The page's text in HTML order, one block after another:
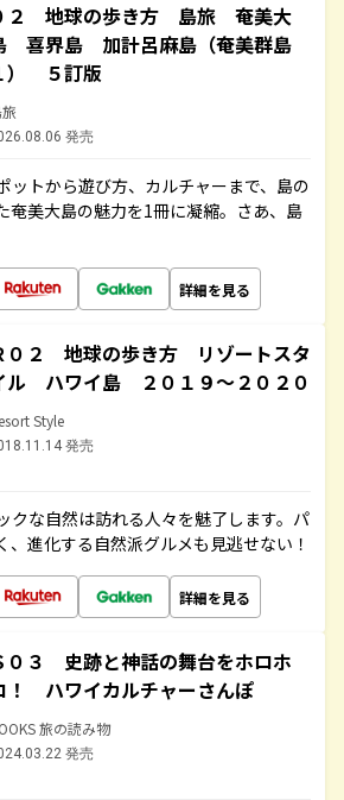
２ 地球の歩き方 島旅 奄美大
喜界島 加計呂麻島（奄美群島
） ５訂版
発売
トから遊び方、カルチャーまで、島の
奄美大島の魅力を1冊に凝縮。さあ、島
詳細を見る
０２ 地球の歩き方 リゾートスタ
ル ハワイ島 ２０１９～２０２０
Style
発売
クな自然は訪れる人々を魅了します。パ
、進化する自然派グルメも見逃せない！
詳細を見る
０３ 史跡と神話の舞台をホロホ
！ ハワイカルチャーさんぽ
旅の読み物
発売